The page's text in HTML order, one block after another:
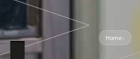
Home»